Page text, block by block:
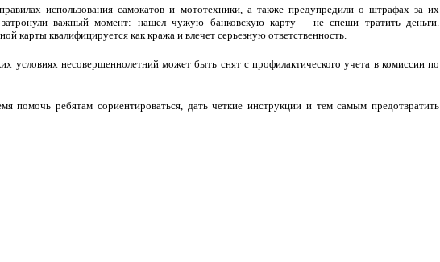
использования самокатов и мототехники, а также предупредили о штрафах за их
важный момент: нашел чужую банковскую карту – не спеши тратить деньги.
карты квалифицируется как кража и влечет серьезную ответственность.
условиях несовершеннолетний может быть снят с профилактического учета в комиссии по
помочь ребятам сориентироваться, дать четкие инструкции и тем самым предотвратить